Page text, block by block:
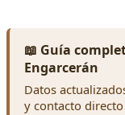
📖 Guía
Engarcerán
Datos
y contacto